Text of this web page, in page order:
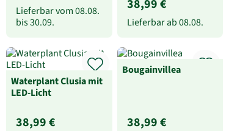
Lieferbar vom08.08.
bis30.09.
38,99 €
Lieferbar ab08.08.
Waterplant Clusia mit
LED-Licht
38,99 €
Bougainvillea
38,99 €